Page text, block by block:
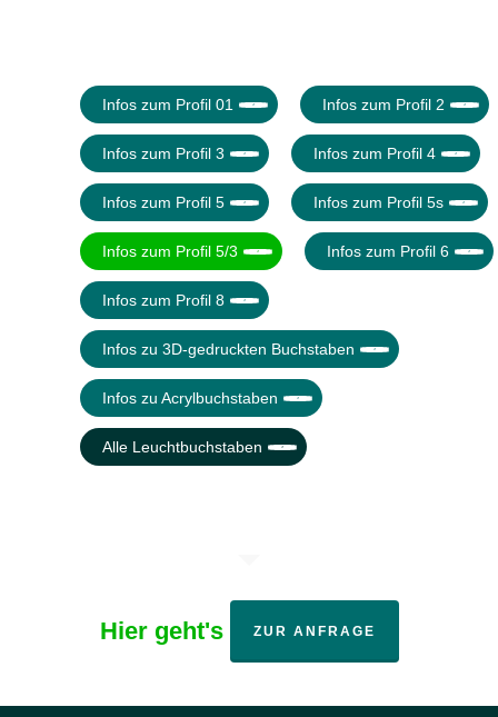
Infos zum Profil 01 Infos zum Profil 2
Infos zum Profil 3 Infos zum Profil 4
Infos zum Profil 5 Infos zum Profil 5s
Infos zum Profil 5/3 Infos zum Profil 6
Infos zum Profil 8
Infos zu 3D-gedruckten Buchstaben
Infos zu Acrylbuchstaben
Alle Leuchtbuchstaben
Hier geht's ZUR ANFRAGE